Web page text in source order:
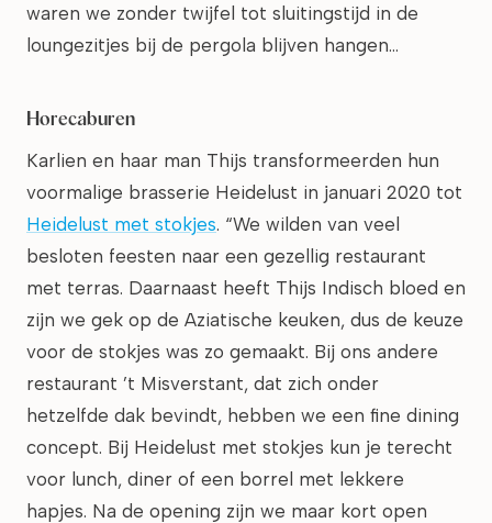
waren we zonder twijfel tot sluitingstijd in de
loungezitjes bij de pergola blijven hangen…
Horecaburen
Karlien en haar man Thijs transformeerden hun
voormalige brasserie Heidelust in januari 2020 tot
Heidelust met stokjes. “We wilden van veel
besloten feesten naar een gezellig restaurant
met terras. Daarnaast heeft Thijs Indisch bloed en
zijn we gek op de Aziatische keuken, dus de keuze
voor de stokjes was zo gemaakt. Bij ons andere
restaurant ’t Misverstant, dat zich onder
hetzelfde dak bevindt, hebben we een fine dining
concept. Bij Heidelust met stokjes kun je terecht
voor lunch, diner of een borrel met lekkere
hapjes. Na de opening zijn we maar kort open